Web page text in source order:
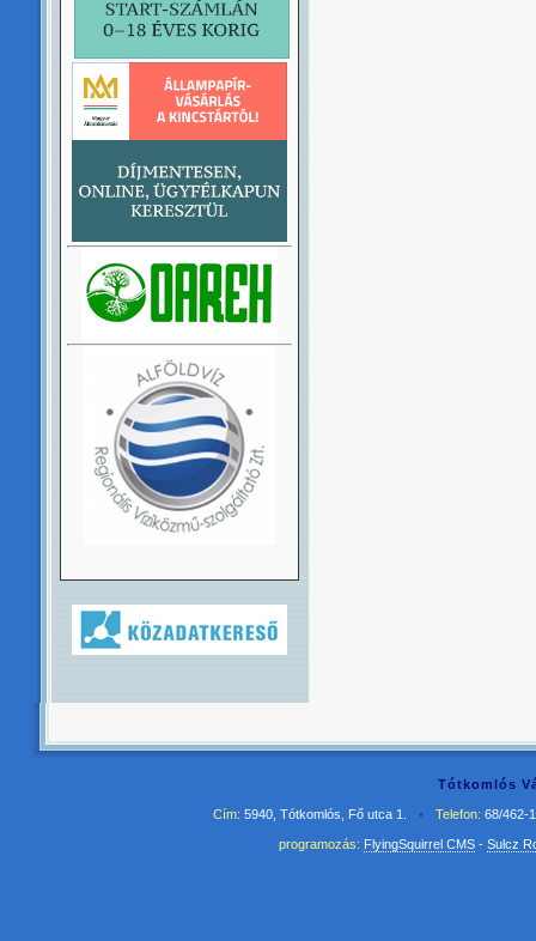
Tótkomlós
Cím: 5940, Tótkomlós, Fő utca 1. • Telefon: 68/462-
programozás: FlyingSquirrel CMS- Sulcz